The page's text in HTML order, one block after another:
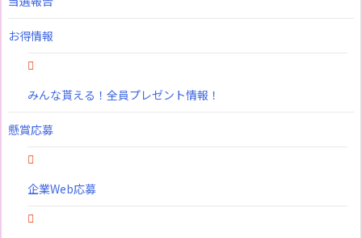
お得情報
みんな貰える！全員プレゼント情報！
懸賞応募
企業Web応募